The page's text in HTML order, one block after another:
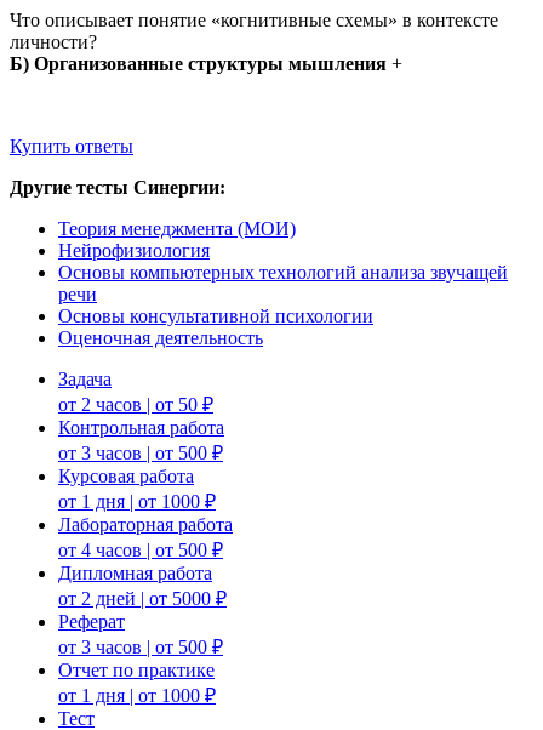
Что описывает понятие «когнитивные схемы» в контексте
личности?
Б) Организованные структуры мышления + ​
Купить ответы
Другие тесты Синергии:
Теория менеджмента (МОИ)
Нейрофизиология
Основы компьютерных технологий анализа звучащей
речи
Основы консультативной психологии
Оценочная деятельность
Задача
от 2 часов | от 50 ₽
Контрольная работа
от 3 часов | от 500 ₽
Курсовая работа
от 1 дня | от 1000 ₽
Лабораторная работа
от 4 часов | от 500 ₽
Дипломная работа
от 2 дней | от 5000 ₽
Реферат
от 3 часов | от 500 ₽
Отчет по практике
от 1 дня | от 1000 ₽
Тест